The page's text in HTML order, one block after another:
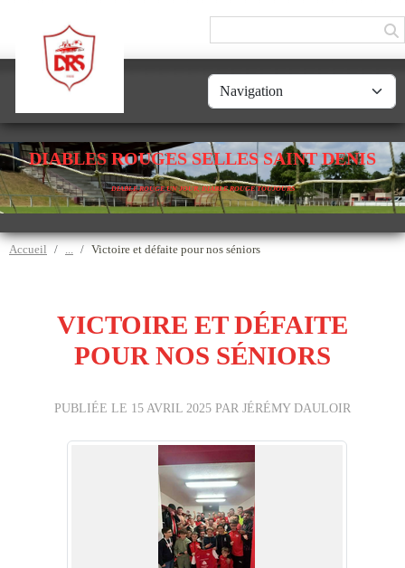
DIABLES ROUGES SELLES SAINT DENIS
DIABLE ROUGE UN JOUR, DIABLE ROUGE TOUJOURS
Accueil Victoire et défaite pour nos séniors
VICTOIRE ET DÉFAITE
POUR NOS SÉNIORS
PUBLIÉE LE 15 AVRIL 2025 PAR JÉRÉMY DAULOIR